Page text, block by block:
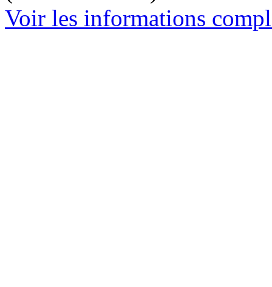
Voir les informations